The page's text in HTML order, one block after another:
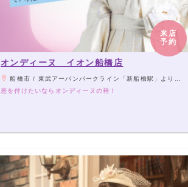
来店
予約
オンディーヌ イオン船橋店
船橋市 / 東武アーバンパークライン「新船橋駅」より徒歩4分
差を付けたいならオンディーヌの袴！